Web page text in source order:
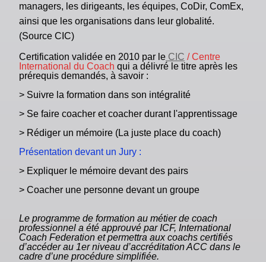
managers, les dirigeants, les équipes, CoDir, ComEx,
ainsi que les organisations dans leur globalité.
(Source CIC)
Certification validée en 2010 par le CIC / Centre
International du Coach qui a délivré le titre après les
prérequis demandés, à savoir :
> Suivre la formation dans son intégralité
> Se faire coacher et coacher durant l'apprentissage
> Rédiger un mémoire (La juste place du coach)
Présentation devant un Jury :
> Expliquer le mémoire devant des pairs
> Coacher une personne devant un groupe
Le programme de formation au métier de coach
professionnel a été approuvé par ICF, International
Coach Federation et permettra aux coachs certifiés
d’accéder au 1er niveau d’accréditation ACC dans le
cadre d’une procédure simplifiée.